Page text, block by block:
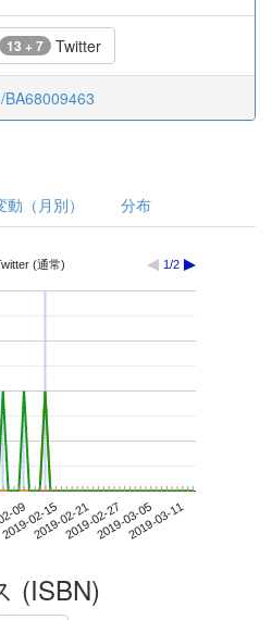
13 + 7 Twitter
動（月別） 分布
(通常) 1/2
09
2019-02-152019-02-212019-02-272019-03-052019-03-11
(ISBN)